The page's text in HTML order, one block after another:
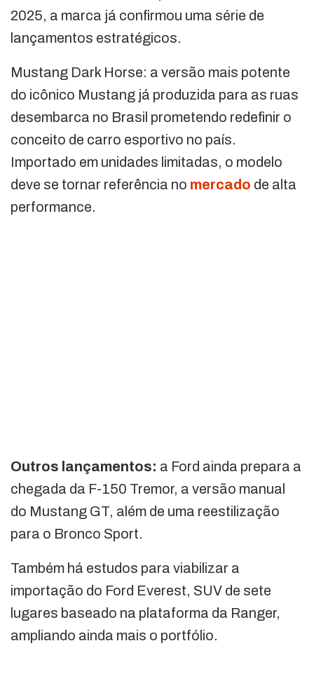
2025, a marca já confirmou uma série de
lançamentos estratégicos.
Mustang Dark Horse: a versão mais potente
do icônico Mustang já produzida para as ruas
desembarca no Brasil prometendo redefinir o
conceito de carro esportivo no país.
Importado em unidades limitadas, o modelo
deve se tornar referência no mercado de alta
performance.
Outros lançamentos: a Ford ainda prepara a
chegada da F-150 Tremor, a versão manual
do Mustang GT, além de uma reestilização
para o Bronco Sport.
Também há estudos para viabilizar a
importação do Ford Everest, SUV de sete
lugares baseado na plataforma da Ranger,
ampliando ainda mais o portfólio.